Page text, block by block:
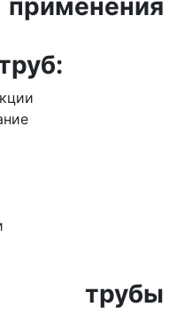
трубы